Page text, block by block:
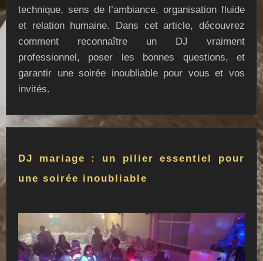
technique, sens de l’ambiance, organisation fluide
et relation humaine. Dans cet article, découvrez
comment reconnaître un DJ vraiment
professionnel, poser les bonnes questions, et
garantir une soirée inoubliable pour vous et vos
invités.
DJ mariage : un pilier essentiel pour
une soirée inoubliable